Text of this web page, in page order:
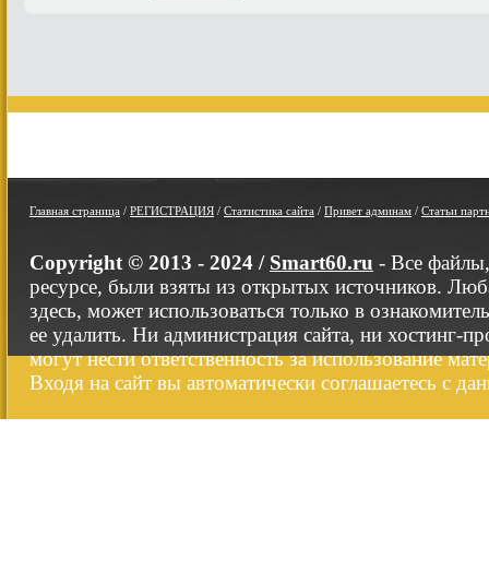
Главная страница / РЕГИСТРАЦИЯ / Статистика сайта / Привет админам / Статьи
Copyright © 2013 - 2024 / Smart60.ru - Все
ресурсе, были взяты из открытых источников.
здесь, может использоваться только в
ее удалить. Ни администрация сайта, ни хостинг-
могут нести ответственность за использование
Входя на сайт вы автоматически соглашаетесь с